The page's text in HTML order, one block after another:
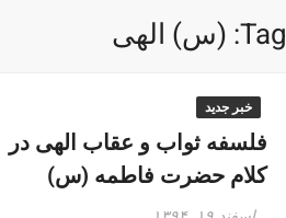
Tag: (س) الهی
خبر جدید
فلسفه ثواب و عقاب الهی در
کلام حضرت فاطمه (س)